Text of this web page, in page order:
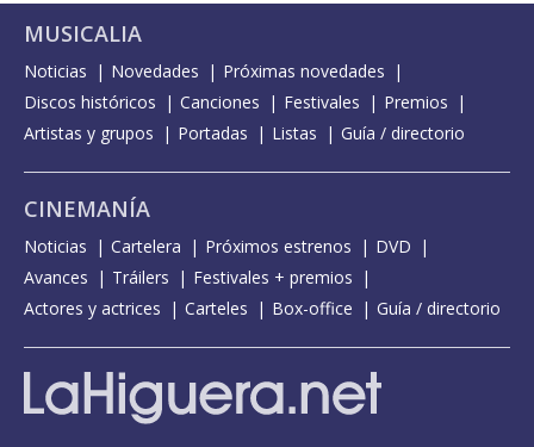
MUSICALIA
Noticias Novedades
Próximas novedades
Discos históricos
Canciones Festivales
Premios
Artistas y grupos
Portadas Listas Guía / directorio
CINEMANÍA
Noticias Cartelera Próximos estrenos
DVD
Avances
Tráilers
Festivales + premios
Actores y actrices
Carteles Box-office Guía / directorio